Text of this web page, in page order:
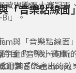
Whisky
歐洲歌唱大賽冠軍
」。
「音樂點線面
」與「音樂點線面
目「音樂小寶庫
用其音樂產出的
宇童的「找一句新
士樂「Cantaloop
1215